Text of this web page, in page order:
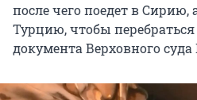
после чего поедет в Сирию,
Турцию, чтобы
документа Верховного суда